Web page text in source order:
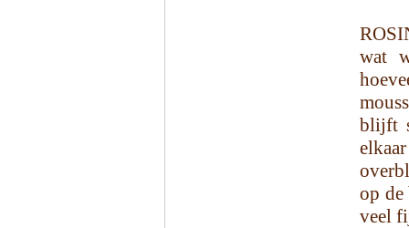
wat
blijft
op de
veel